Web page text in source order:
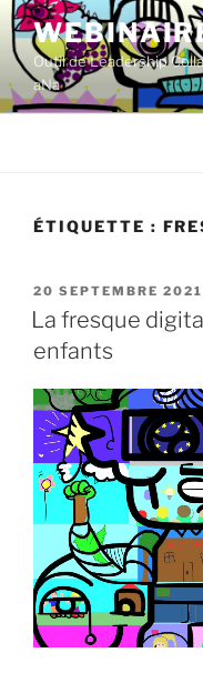
Aller
au
contenu
principal
Outil de Leadership
aNa
ÉTIQUETTE :
PUBLIÉ
LE
20 SEPTEMBRE 2021
La fresque
enfants